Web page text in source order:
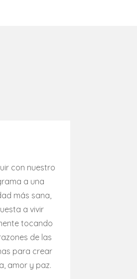
con nuestro
a una
más sana,
a vivir
tocando
de las
para crear
amor y paz.